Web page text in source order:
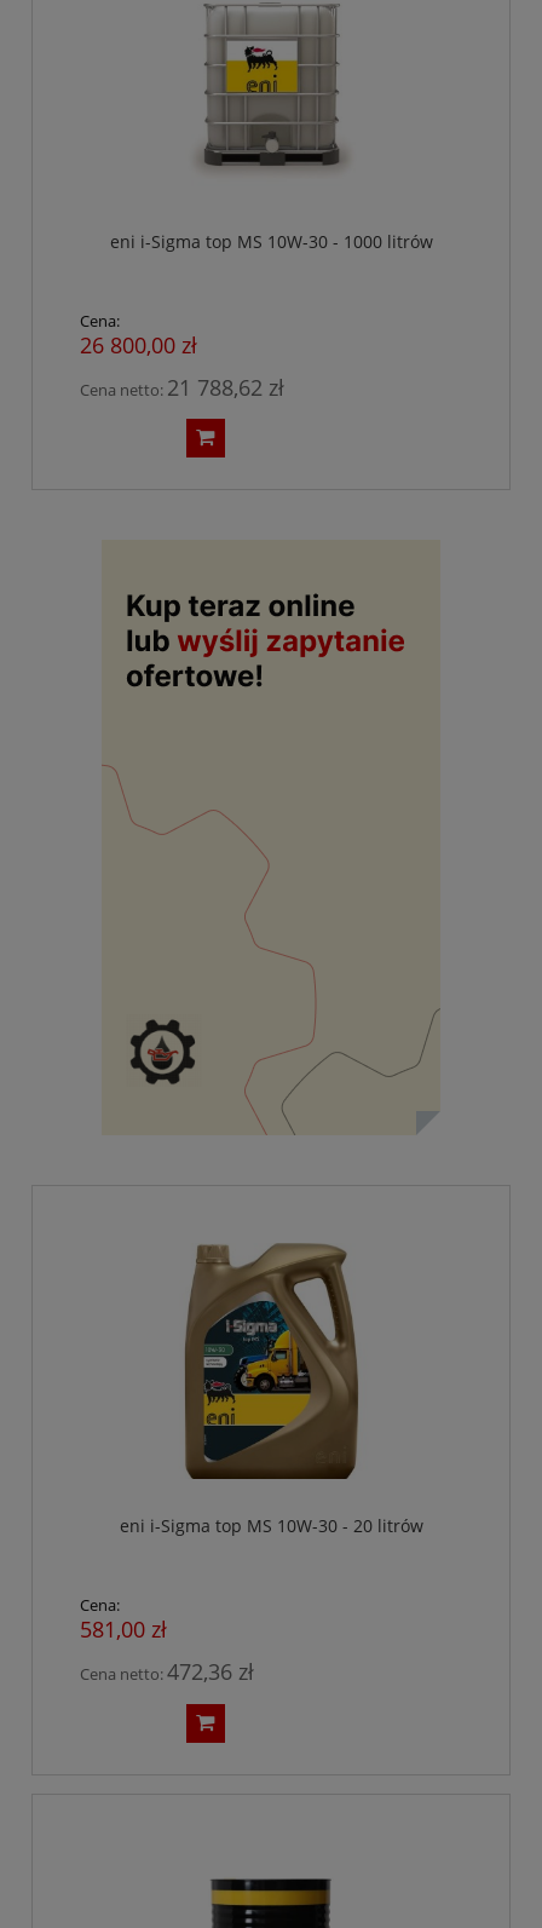
eni i-Sigma top MS 10W-30 - 1000 litrów
Cena:
26 800,00 zł
Cena netto: 21 788,62 zł
eni i-Sigma top MS 10W-30 - 20 litrów
Cena:
581,00 zł
Cena netto:472,36 zł